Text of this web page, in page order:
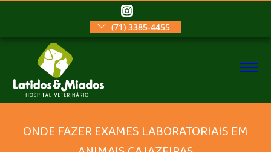
(71) 3385-4455
ONDE FAZER EXAMES LABORATORIAIS EM